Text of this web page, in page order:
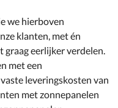
we hierboven
klanten, met én
graag eerlijker verdelen.
met een
leveringskosten van
met zonnepanelen